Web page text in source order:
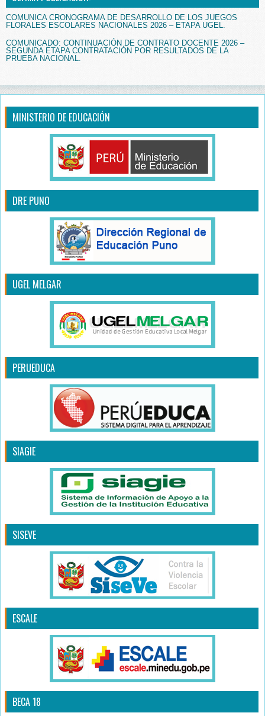
COMUNICA CRONOGRAMA DE DESARROLLO DE LOS JUEGOS
FLORALES ESCOLARES NACIONALES 2026 – ETAPA UGEL.
COMUNICADO: CONTINUACIÓN DE CONTRATO DOCENTE 2026 –
SEGUNDA ETAPA CONTRATACIÓN POR RESULTADOS DE LA
PRUEBA NACIONAL.
MINISTERIO DE EDUCACIÓN
DRE PUNO
UGEL MELGAR
PERUEDUCA
SIAGIE
SISEVE
ESCALE
BECA 18